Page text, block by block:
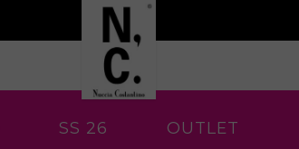
SS 26 OUTLET